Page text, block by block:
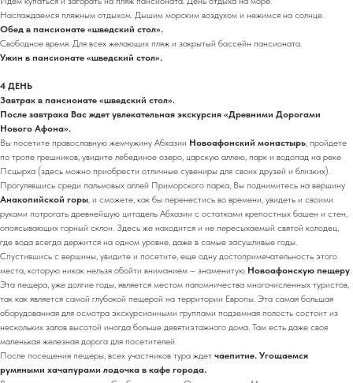
Наслаждаемся пляжным отдыхом. Дышим морским воздухом и нежимся на солнце.
Обед в пансионате «шведский стол».
Свободное время. Для всех желающих пляж и закрытый бассейн пансионата.
Ужин в пансионате «шведский стол».
4 ДЕНЬ
Завтрак в пансионате «шведский стол».
После завтрака Вас ждет увлекательная экскурсия «Древними Дорогами
Нового Афона».
Вы посетите православную жемчужину Абхазии Новоафонский монастырь, пройдете
по тропе грешников, увидите лебединое озеро, царскую аллею, парк и водопад на реке
Псцырха (здесь можно приобрести отличные сувениры для своих друзей и близких).
Прогулявшись среди пальмовых аллей Приморского парка, Вы поднимитесь на вершину
Анакопийской горы, и сможете, как бы перенестись во времени, увидеть и своими
руками потрогать древнейшую цитадель Абхазии с остатками крепостных башен и стен,
опоясывающих горный склон. Здесь же находится и не пересыхаемый святой колодец,
где вода всегда держится на одном уровне, даже в самые засушливые годы.
Спустившись с вершины, увидите и посетите, еще одну достопримечательность этого
места, которую никак нельзя обойти вниманием – знаменитую Новоафонскую пещеру.
Эта пещера, уже долгие годы, является местом паломничества многочисленных туристов,
так как является самой глубокой пещерой на территории Европы. Эта самая большая
оборудованная для осмотра экскурсионными группами подземная полость состоит из
нескольких залов высотой иногда больше девятиэтажного дома. Там есть даже своя
маленькая железная дорога для посетителей.
После посещения пещеры, всех участников тура ждет чаепитие. Угощаемся
румяными хачапурами лодочка в кафе города.